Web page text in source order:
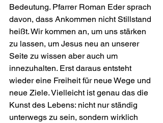
Bedeutung. Pfarrer Roman Eder sprach
davon, dass Ankommen nicht Stillstand
heißt. Wir kommen an, um uns stärken
zu lassen, um Jesus neu an unserer
Seite zu wissen aber auch um
innezuhalten. Erst daraus entsteht
wieder eine Freiheit für neue Wege und
neue Ziele. Vielleicht ist genau das die
Kunst des Lebens: nicht nur ständig
unterwegs zu sein, sondern wirklich